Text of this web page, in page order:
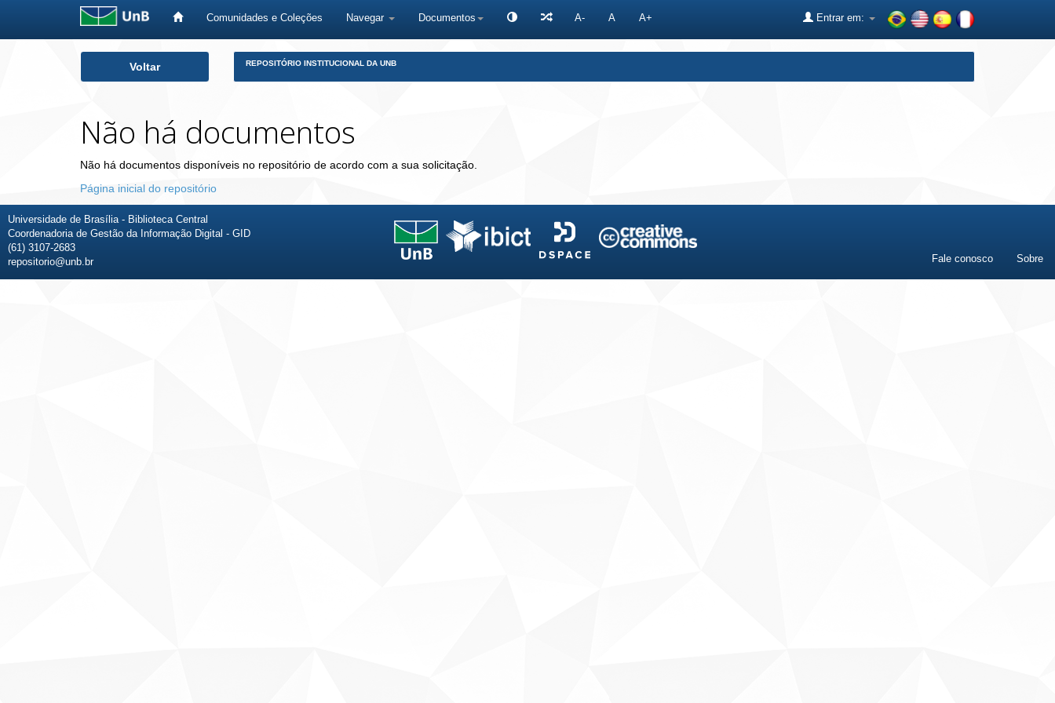
Comunidades e Coleções Navegar Documentos A- A A+ Entrar em:
Voltar REPOSITÓRIO INSTITUCIONAL DA UNB
Não há documentos
Não há documentos disponíveis no repositório de acordo com a sua solicitação.
Página inicial do repositório
Universidade de Brasília - Biblioteca Central
Coordenadoria de Gestão da Informação Digital - GID
(61) 3107-2683
repositorio@unb.br
Fale conosco Sobre